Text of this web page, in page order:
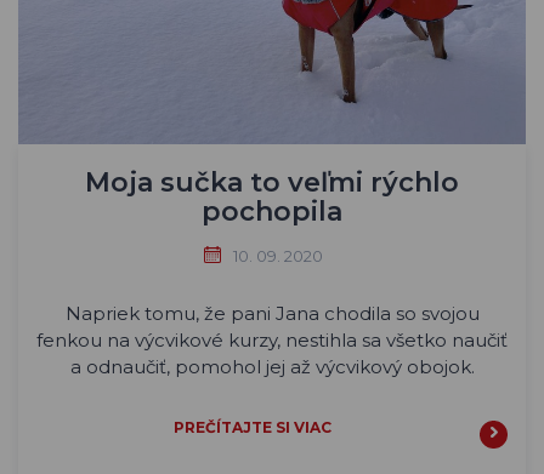
Moja sučka to veľmi rýchlo
pochopila
10. 09. 2020
Napriek tomu, že pani Jana chodila so svojou
fenkou na výcvikové kurzy, nestihla sa všetko naučiť
a odnaučiť, pomohol jej až výcvikový obojok.
PREČÍTAJTE SI VIAC